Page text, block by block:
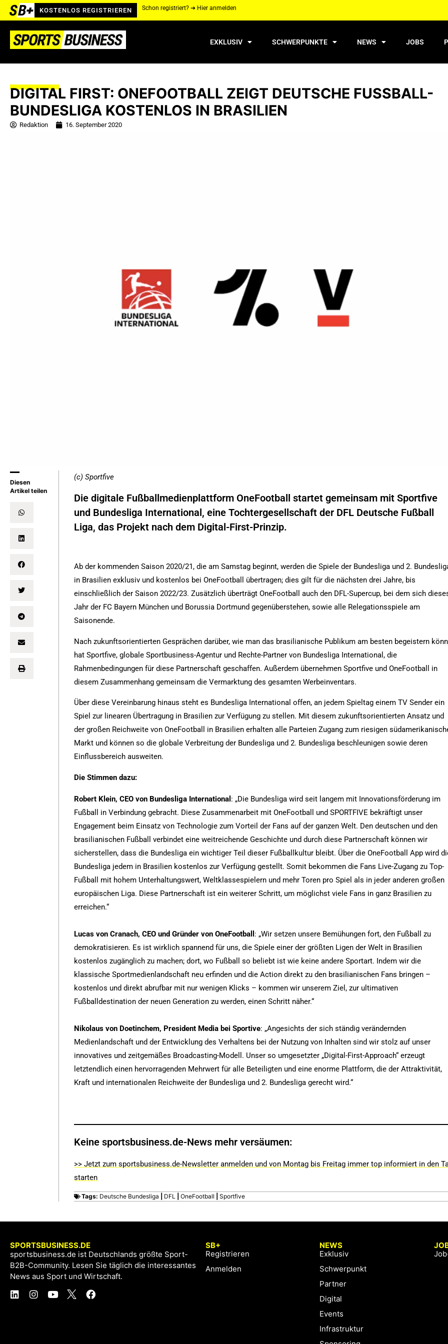
KOSTENLOS REGISTRIEREN Schon registriert? ➔ Hier anmelden
EXKLUSIV SCHWERPUNKTE NEWS JOBS
DIGITAL FIRST: ONEFOOTBALL ZEIGT DEUTSCHE FUSSBALL-B
UNDESLIGA KOSTENLOS IN BRASILIEN
Redaktion 16. September 2020
Diesen
Artikel teilen
(c) Sportfive
Die digitale Fußballmedienplattform OneFootball startet gemeinsam mit Sportfive
und Bundesliga International, eine Tochtergesellschaft der DFL Deutsche Fußball
Liga, das Projekt nach dem Digital-First-Prinzip.
Ab der kommenden Saison 2020/21, die am Samstag beginnt, werden die Spiele der Bundesliga und 2.
in Brasilien exklusiv und kostenlos bei OneFootball übertragen; dies gilt für die nächsten drei Jahre, bis
einschließlich der Saison 2022/23. Zusätzlich überträgt OneFootball auch den DFL-Supercup, bei dem sich
Jahr der FC Bayern München und Borussia Dortmund gegenüberstehen, sowie alle Relegationsspiele am
Saisonende.
Nach zukunftsorientierten Gesprächen darüber, wie man das brasilianische Publikum am besten begeistern
hat Sportfive, globale Sportbusiness-Agentur und Rechte-Partner von Bundesliga International, die
Rahmenbedingungen für diese Partnerschaft geschaffen. Außerdem übernehmen Sportfive und OneFootball in
diesem Zusammenhang gemeinsam die Vermarktung des gesamten Werbeinventars.
Über diese Vereinbarung hinaus steht es Bundesliga International offen, an jedem Spieltag einem TV Sender ein
Spiel zur linearen Übertragung in Brasilien zur Verfügung zu stellen. Mit diesem zukunftsorientierten Ansatz und
der großen Reichweite von OneFootball in Brasilien erhalten alle Parteien Zugang zum riesigen
Markt und können so die globale Verbreitung der Bundesliga und 2. Bundesliga beschleunigen sowie deren
Einflussbereich ausweiten.
Die Stimmen dazu:
Robert Klein, CEO von Bundesliga International : „Die Bundesliga wird seit langem mit Innovationsförderung im
Fußball in Verbindung gebracht. Diese Zusammenarbeit mit OneFootball und SPORTFIVE bekräftigt unser
Engagement beim Einsatz von Technologie zum Vorteil der Fans auf der ganzen Welt. Den deutschen und den
brasilianischen Fußball verbindet eine weitreichende Geschichte und durch diese Partnerschaft können wir
sicherstellen, dass die Bundesliga ein wichtiger Teil dieser Fußballkultur bleibt. Über die OneFootball App wird
Bundesliga jedem in Brasilien kostenlos zur Verfügung gestellt. Somit bekommen die Fans Live-Zugang zu Top-
Fußball mit hohem Unterhaltungswert, Weltklassespielern und mehr Toren pro Spiel als in jeder anderen großen
europäischen Liga. Diese Partnerschaft ist ein weiterer Schritt, um möglichst viele Fans in ganz Brasilien zu
erreichen.“
Lucas von Cranach, CEO und Gründer von OneFootball : „Wir setzen unsere Bemühungen fort, den Fußball zu
demokratisieren. Es ist wirklich spannend für uns, die Spiele einer der größten Ligen der Welt in Brasilien
kostenlos zugänglich zu machen; dort, wo Fußball so beliebt ist wie keine andere Sportart. Indem wir die
klassische Sportmedienlandschaft neu erfinden und die Action direkt zu den brasilianischen Fans bringen –
kostenlos und direkt abrufbar mit nur wenigen Klicks – kommen wir unserem Ziel, zur ultimativen
Fußballdestination der neuen Generation zu werden, einen Schritt näher.“
Nikolaus von Doetinchem, President Media bei Sportive: „Angesichts der sich ständig verändernden
Medienlandschaft und der Entwicklung des Verhaltens bei der Nutzung von Inhalten sind wir stolz auf unser
innovatives und zeitgemäßes Broadcasting-Modell. Unser so umgesetzter „Digital-First-Approach“ erzeugt
letztendlich einen hervorragenden Mehrwert für alle Beteiligten und eine enorme Plattform, die der Attraktivität,
Kraft und internationalen Reichweite der Bundesliga und 2. Bundesliga gerecht wird.“
Keine sportsbusiness.de-News mehr versäumen:
>> Jetzt zum sportsbusiness.de-Newsletter anmelden und von Montag bis Freitag immer top informiert in den
starten
Tags: Deutsche Bundesliga DFL |OneFootball |Sportfive
SPORTSBUSINESS.DE
sportsbusiness.de ist Deutschlands größte Sport-
B2B-Community. Lesen Sie täglich die interessantes
News aus Sport und Wirtschaft.
SB+
Registrieren
Anmelden
NEWS
Exklusiv
Schwerpunkt
Partner
Digital
Events
Infrastruktur